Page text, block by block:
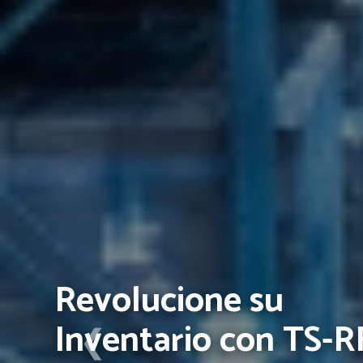
Revolucione su
Inventario con TS-
❮